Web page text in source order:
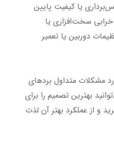
یا کیفیت پایین
سخت‌افزاری یا
دوربین یا تعمیر
مشکلات متداول بردهای
بهترین تصمیم را برای
و از عملکرد بهتر آن لذت